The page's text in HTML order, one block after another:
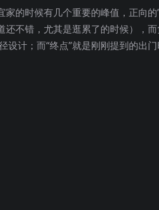
的时候有几个重要的峰值，正向
不错，尤其是逛累了的时候），
计；而“终点”就是刚刚提到的出